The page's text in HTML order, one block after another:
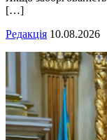
[…]
Редакція 10.08.2026